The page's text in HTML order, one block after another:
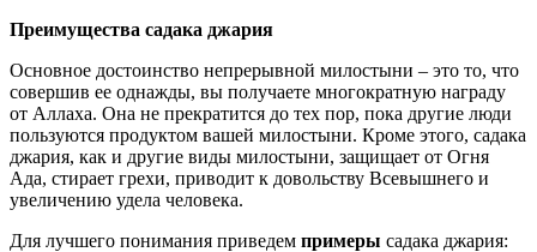
Преимущества садака джария
Основное достоинство непрерывной милостыни – это то, что
совершив ее однажды, вы получаете многократную награду
от Аллаха. Она не прекратится до тех пор, пока другие люди
пользуются продуктом вашей милостыни. Кроме этого, садака
джария, как и другие виды милостыни, защищает от Огня
Ада, стирает грехи, приводит к довольству Всевышнего и
увеличению удела человека.
Для лучшего понимания приведем примеры садака джария: